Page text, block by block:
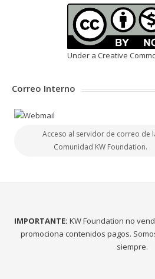
Under a Creative
Correo Interno
Acceso al servidor de correo de
Comunidad KW Foundation.
IMPORTANTE: KW Foundation no
promociona contenidos pagos.
siempre.